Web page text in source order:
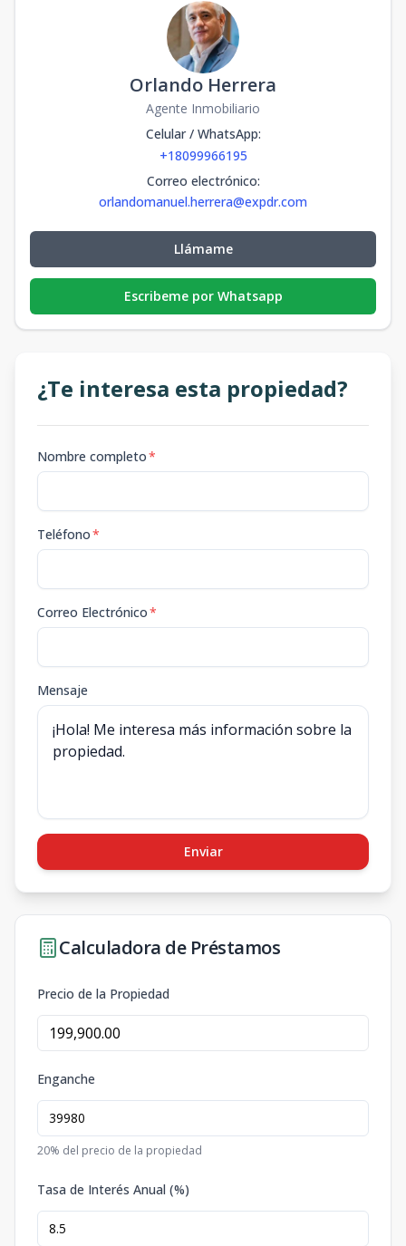
Orlando Herrera
Agente Inmobiliario
Celular / WhatsApp:
+18099966195
Correo electrónico:
orlandomanuel.herrera@expdr.com
Llámame
Escribeme por Whatsapp
¿Te interesa esta propiedad?
Nombre completo*
Teléfono*
Correo Electrónico*
Mensaje
Enviar
Calculadora de Préstamos
Precio de la Propiedad
Enganche
20% del precio de la propiedad
Tasa de Interés Anual (%)